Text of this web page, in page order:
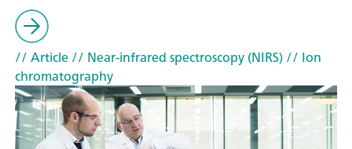
// Article// Near-infrared spectroscopy (NIRS)// Ion
chromatography